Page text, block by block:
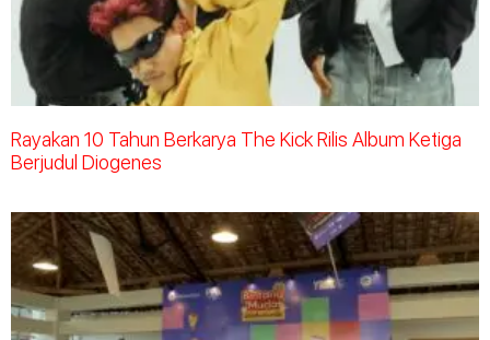
Rayakan 10 Tahun Berkarya The Kick Rilis Album Ketiga
Berjudul Diogenes